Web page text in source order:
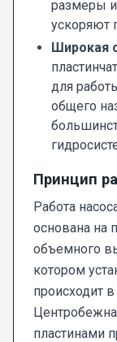
размеры
ускоряют
Широкая
для
общего
Принцип
Работа
основана на
объемного
котором
происходит
пластинами